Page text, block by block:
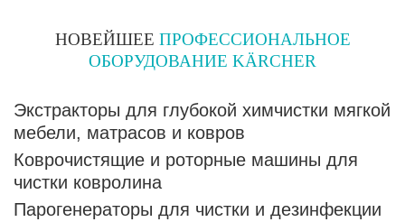
НОВЕЙШЕЕ ПРОФЕССИОНАЛЬНОЕ
ОБОРУДОВАНИЕ KÄRCHER
Экстракторы для глубокой химчистки мягкой
мебели, матрасов и ковров
Коврочистящие и роторные машины для
чистки ковролина
Парогенераторы для чистки и дезинфекции